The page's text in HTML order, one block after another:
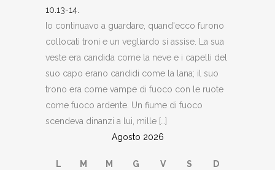
10.13-14.
Io continuavo a guardare, quand'ecco furono
collocati troni e un vegliardo si assise. La sua
veste era candida come la neve e i capelli del
suo capo erano candidi come la lana; il suo
trono era come vampe di fuoco con le ruote
come fuoco ardente. Un fiume di fuoco
scendeva dinanzi a lui, mille […]
Agosto 2026
L M M G V S
D